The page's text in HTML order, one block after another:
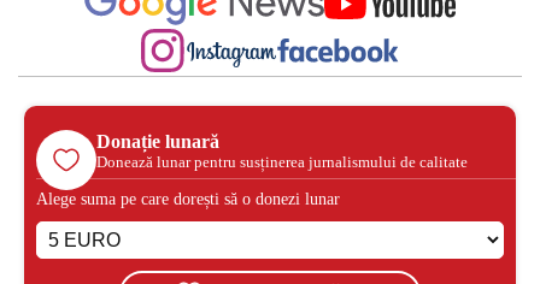
Donație lunară
Donează lunar pentru susținerea jurnalismului de calitate
Alege suma pe care dorești să o donezi lunar